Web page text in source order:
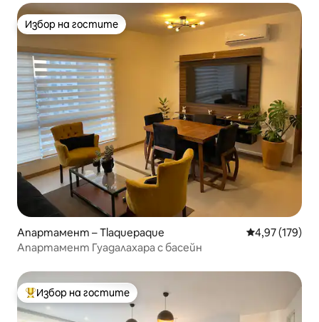
Избор на гостите
Избор на гостите
Апартамент – Tlaquepaque Средна
4,97 (179)
Апартамент Гуадалахара с басейн
Най-популярен избор на гостите
Избор на гостите